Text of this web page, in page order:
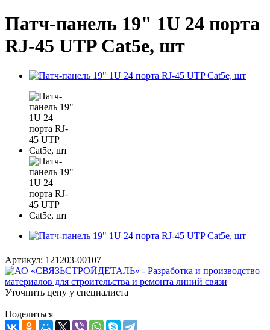
Патч-панель 19" 1U 24 порта
RJ-45 UTP Cat5e, шт
Артикул: 121203-00107
Уточнить цену у специалиста
Поделиться